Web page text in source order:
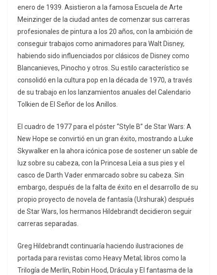
enero de 1939. Asistieron a la famosa Escuela de Arte
Meinzinger de la ciudad antes de comenzar sus carreras
profesionales de pintura a los 20 años, con la ambición de
conseguir trabajos como animadores para Walt Disney,
habiendo sido influenciados por clásicos de Disney como
Blancanieves, Pinocho y otros. Su estilo característico se
consolidó en la cultura pop en la década de 1970, a través
de su trabajo en los lanzamientos anuales del Calendario
Tolkien de El Señor de los Anillos.
El cuadro de 1977 para el póster “Style B” de Star Wars: A
New Hope se convirtió en un gran éxito, mostrando a Luke
Skywalker en la ahora icónica pose de sostener un sable de
luz sobre su cabeza, con la Princesa Leia a sus pies y el
casco de Darth Vader enmarcado sobre su cabeza. Sin
embargo, después de la falta de éxito en el desarrollo de su
propio proyecto de novela de fantasía (Urshurak) después
de Star Wars, los hermanos Hildebrandt decidieron seguir
carreras separadas.
Greg Hildebrandt continuaría haciendo ilustraciones de
portada para revistas como Heavy Metal; libros como la
Trilogía de Merlín, Robin Hood, Drácula y El fantasma de la